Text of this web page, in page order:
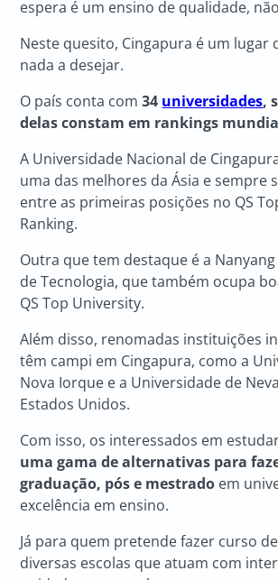
espera é um ensino de qualidade,
Neste quesito, Cingapura é um lugar
nada a desejar.
O país conta com34 universidades,
delas constam em rankings
A Universidade Nacional de
uma das melhores da Ásia e sempre
entre as primeiras posições no QS
Ranking.
Outra que tem destaque é a
de Tecnologia, que também ocupa
QS Top University.
Além disso, renomadas instituições
têm campi em Cingapura, como a
Nova Iorque e a Universidade de
Estados Unidos.
Com isso, os interessados em
uma gama de alternativas para
graduação, pós e mestrado em
excelência em ensino.
Já para quem pretende fazer curso
diversas escolas que atuam com